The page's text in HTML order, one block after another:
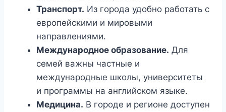
Транспорт. Из города удобно работать с
европейскими и мировыми
направлениями.
Международное образование. Для
семей важны частные и
международные школы, университеты
и программы на английском языке.
Медицина. В городе и регионе доступен